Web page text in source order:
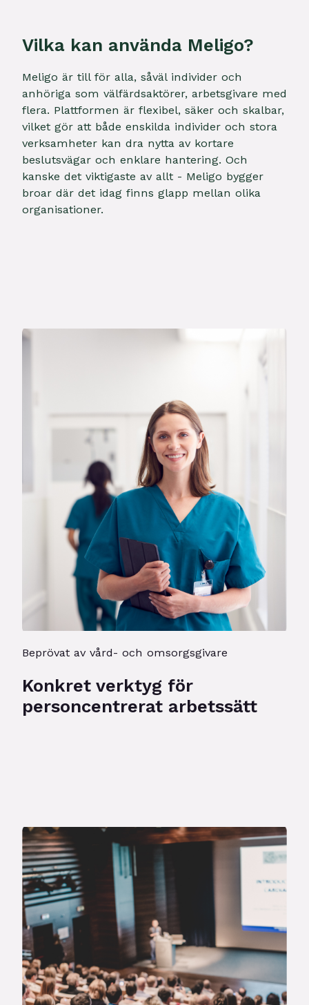
Vilka kan använda Meligo?
Meligo är till för alla, såväl individer och
anhöriga som välfärdsaktörer, arbetsgivare med
flera. Plattformen är flexibel, säker och skalbar,
vilket gör att både enskilda individer och stora
verksamheter kan dra nytta av kortare
beslutsvägar och enklare hantering. Och
kanske det viktigaste av allt - Meligo bygger
broar där det idag finns glapp mellan olika
organisationer.
Beprövat av vård- och omsorgsgivare
Konkret verktyg för
personcentrerat arbetssätt